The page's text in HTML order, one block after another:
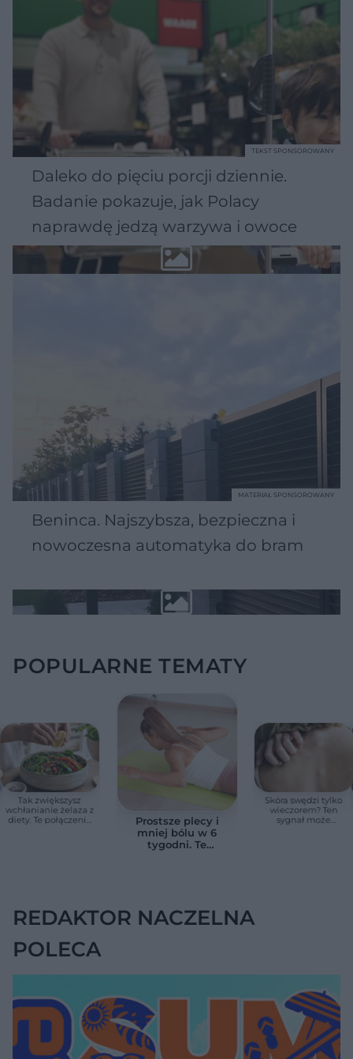
Daleko do pięciu porcji dziennie.
Badanie pokazuje, jak Polacy
naprawdę jedzą warzywa i owoce
TEKST SPONSOROWANY
Beninca. Najszybsza, bezpieczna i
nowoczesna automatyka do bram
MATERIAŁ SPONSOROWANY
POPULARNE TEMATY
Tak zwiększysz
wchłanianie żelaza z
diety. Te połączenia
Prostsze plecy i
mniej bólu w 6
tygodni. Te
Skóra swędzi tylko
wieczorem? Ten
sygnał może
REDAKTOR NACZELNA
POLECA